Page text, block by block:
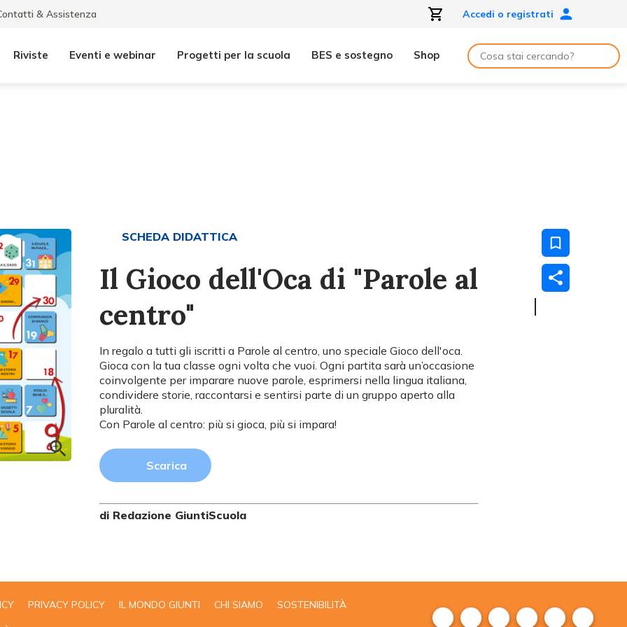
& Assistenza Accedi o registrati
Riviste Eventi e webinar Progetti per la scuola BES e sostegno Shop
SCHEDA DIDATTICA
Il Gioco dell'Oca di "Parole al
centro"
In regalo a tutti gli iscritti a Parole al centro, uno speciale Gioco dell'oca.
Gioca con la tua classe ogni volta che vuoi. Ogni partita sarà un’occasione
coinvolgente per imparare nuove parole, esprimersi nella lingua italiana,
condividere storie, raccontarsi e sentirsi parte di un gruppo aperto alla
pluralità.
Con Parole al centro: più si gioca, più si impara!
Scarica
di Redazione GiuntiScuola
PRIVACY POLICY IL MONDO GIUNTI CHI SIAMO SOSTENIBILITÀ